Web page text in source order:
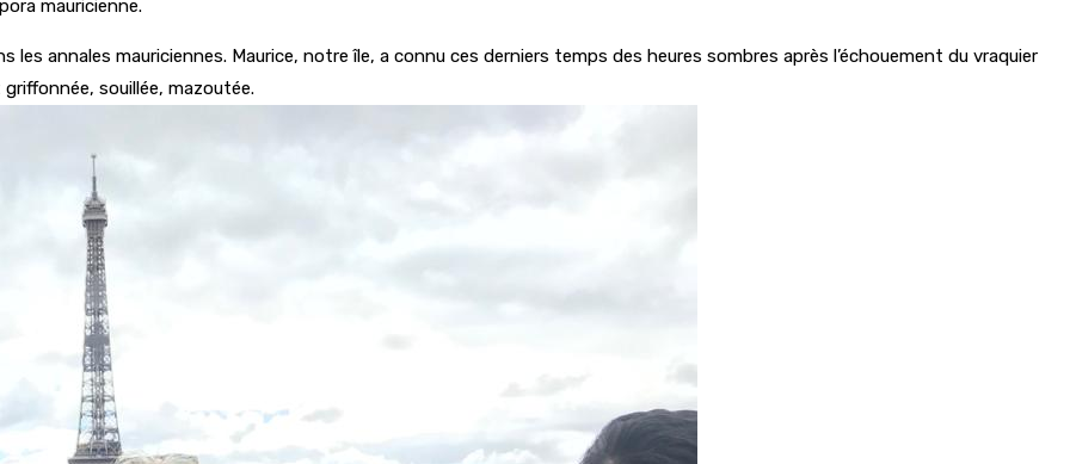
mauricienne.
les annales mauriciennes. Maurice, notre île, a connu ces derniers temps des heures sombres après l’échouement du vraquier
souillée, mazoutée.